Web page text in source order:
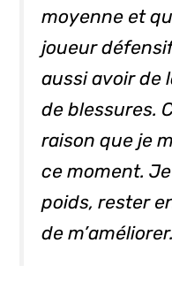
moyenne et
joueur
aussi avoir de
de blessures.
raison que je
ce moment.
poids, rester
de